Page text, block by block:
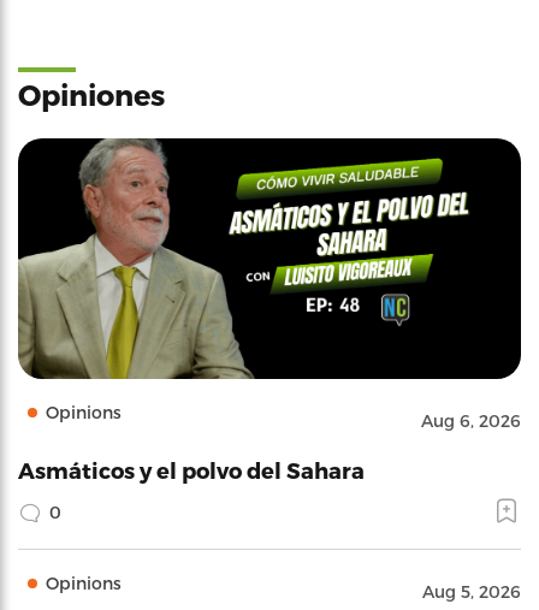
Opiniones
Opinions Aug 6, 2026
Asmáticos y el polvo del Sahara
0
Opinions Aug 5, 2026